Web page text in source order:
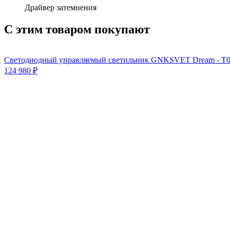
Драйвер затемнения
С этим товаром покупают
Светодиодный управляемый светильник GNKSVET Dream -
124 980 ₽